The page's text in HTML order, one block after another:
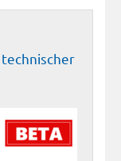
technischer